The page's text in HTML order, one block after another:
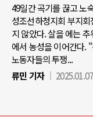
49일간 곡기를 끊고 노
성조선하청지회 부지
지 않았다. 살을 에는
에서 농성을 이어간다.
노동자들의 투쟁...
류민 기자